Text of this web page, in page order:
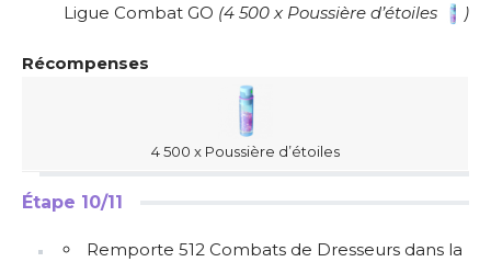
Ligue Combat GO (4 500 x Poussière d’étoiles )
Récompenses
4 500 x Poussière d’étoiles
Étape 10/11
Remporte 512 Combats de Dresseurs dans la